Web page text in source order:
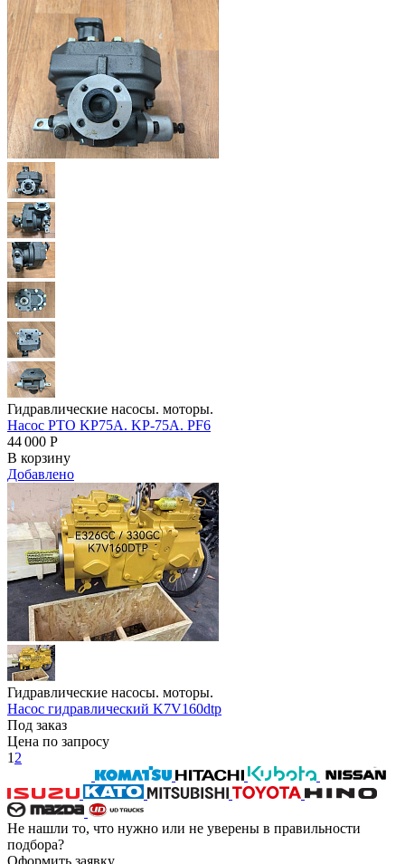
Гидравлические насосы. моторы.
Насос PTO KP75A. KP-75A. PF6
44 000 Р
В корзину
Добавлено
Гидравлические насосы. моторы.
Насос гидравлический K7V160dtp
Под заказ
Цена по запросу
1 2
Не нашли то, что нужно или не уверены в правильности
подбора?
Оформить заявку